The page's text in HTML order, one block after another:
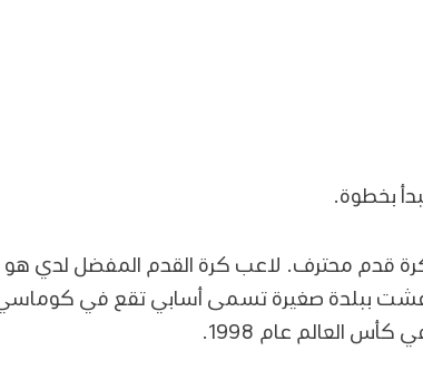
بخطوة.
قدم محترف. لاعب كرة القدم المفضل لدي هو
ببلدة صغيرة تسمى أسابي تقع في كوماسي
كأس العالم عام 1998.